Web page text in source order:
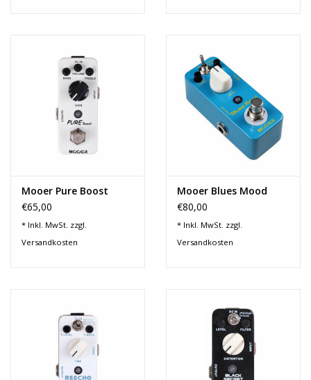
Mooer Pure Boost
€65,00
* Inkl. MwSt. zzgl.
Versandkosten
Mooer Blues Mood
€80,00
* Inkl. MwSt. zzgl.
Versandkosten